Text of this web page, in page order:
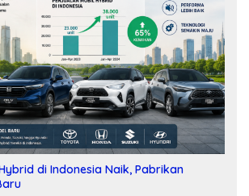
di Indonesia Naik, Pabrikan